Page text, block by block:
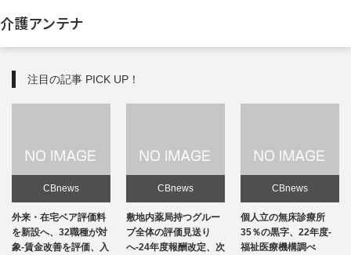
介護アンテナ
注目の記事 PICK UP！
CBnews
敷地内薬局持つグルー
プ全体の評価見送り
へ-24年度報酬改定、次
CBnews
個人立の無床診療所
35％の黒字、22年度-
福祉医療機構調べ
CBnews
個人立の無床診療所
35％の黒字、22年度-
福祉医療機構調べ